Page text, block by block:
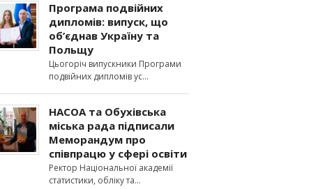
Програма подвійних
дипломів: випуск, що
об’єднав Україну та
Польщу
Цьогоріч випускники Програми
подвійних дипломів ус
НАСОА та Обухівська
міська рада підписали
Меморандум про
співпрацю у сфері освіти
Ректор Національної академії
статистики, обліку та